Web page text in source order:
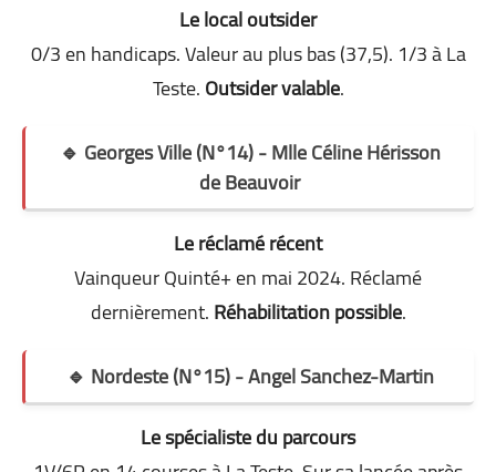
Le local outsider
0/3 en handicaps. Valeur au plus bas (37,5). 1/3 à La
Teste.Outsider valable.
🔹 Georges Ville (N°14) - Mlle Céline Hérisson
de Beauvoir
Le réclamé récent
Vainqueur Quinté+ en mai 2024. Réclamé
dernièrement.Réhabilitation possible.
🔹 Nordeste (N°15) - Angel Sanchez-Martin
Le spécialiste du parcours